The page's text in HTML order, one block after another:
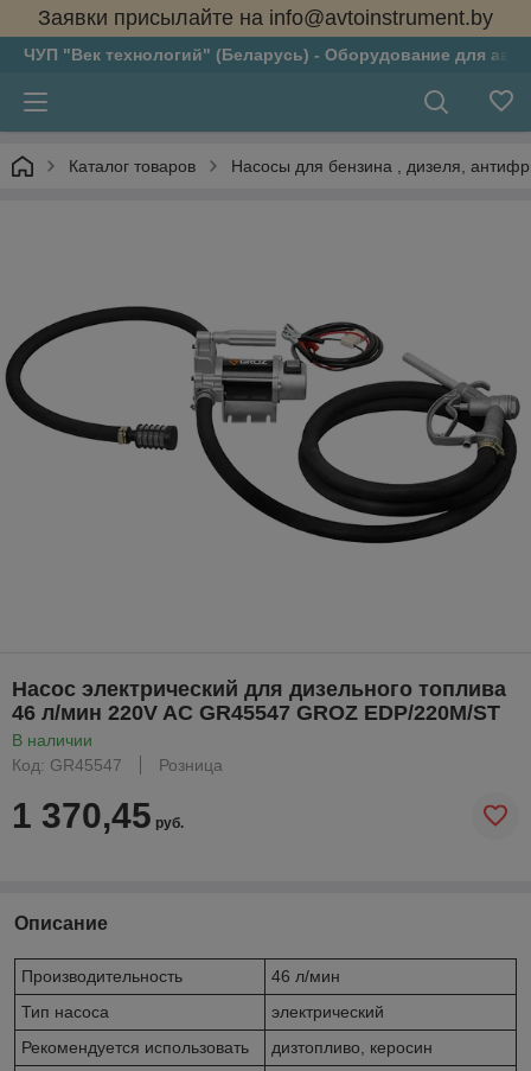
Заявки присылайте на info@avtoinstrument.by
ЧУП "Век технологий" (Беларусь) - Оборудование для
Каталог товаров Насосы для бензина , дизеля,
Насос электрический для дизельного топлива
46 л/мин 220V AC GR45547 GROZ EDP/220M/ST
В наличии
Код: GR45547
Розница
1 370,45 руб.
Описание
Производительность
46 л/мин
Тип насоса
электрический
Рекомендуется использовать
дизтопливо, керосин